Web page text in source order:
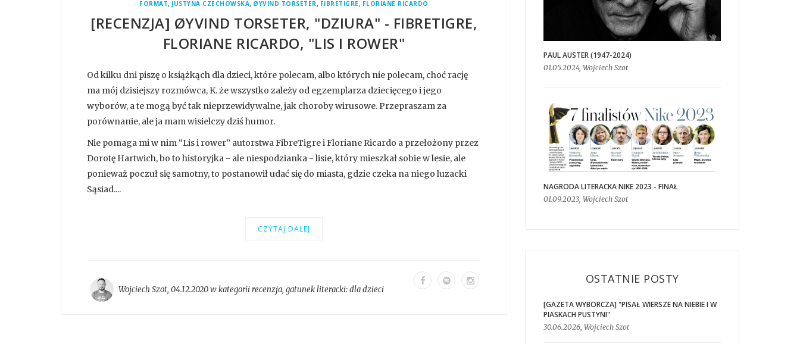
FORMAT, JUSTYNA CZECHOWSKA, ØYVIND TORSETER, FIBRETIGRE, FLORIANE RICARDO
[RECENZJA] ØYVIND TORSETER, "DZIURA" - FIBRETIGRE,
FLORIANE RICARDO, "LIS I ROWER"
Od kilku dni piszę o książkąch dla dzieci, które polecam, albo których nie polecam, choć rację
ma mój dzisiejszy rozmówca, K. że wszystko zależy od egzemplarza dziecięcego i jego
wyborów, a te mogą być tak nieprzewidywalne, jak choroby wirusowe. Przepraszam za
porównanie, ale ja mam wisielczy dziś humor.
Nie pomaga mi w nim “Lis i rower” autorstwa FibreTigre i Floriane Ricardo a przełożony przez
Dorotę Hartwich, bo to historyjka - ale niespodzianka - lisie, który mieszkał sobie w lesie, ale
ponieważ poczuł się samotny, to postanowił udać się do miasta, gdzie czeka na niego luzacki
Sąsiad....
CZYTAJ DALEJ
Wojciech Szot, 04.12.2020 w kategoriirecenzja, gatunek literacki:dla dzieci
PAUL AUSTER (1947-2024)
01.05.2024, Wojciech Szot
NAGRODA LITERACKA NIKE 2023 - FINAŁ
01.09.2023, Wojciech Szot
OSTATNIE POSTY
[GAZETA WYBORCZA] "PISAŁ WIERSZE NA NIEBIE I W
PIASKACH PUSTYNI"
30.06.2026, Wojciech Szot